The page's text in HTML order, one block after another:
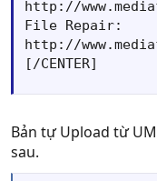
http://
File Repair:
http://
[/CENTER]
Bản tự Upload từ
sau.